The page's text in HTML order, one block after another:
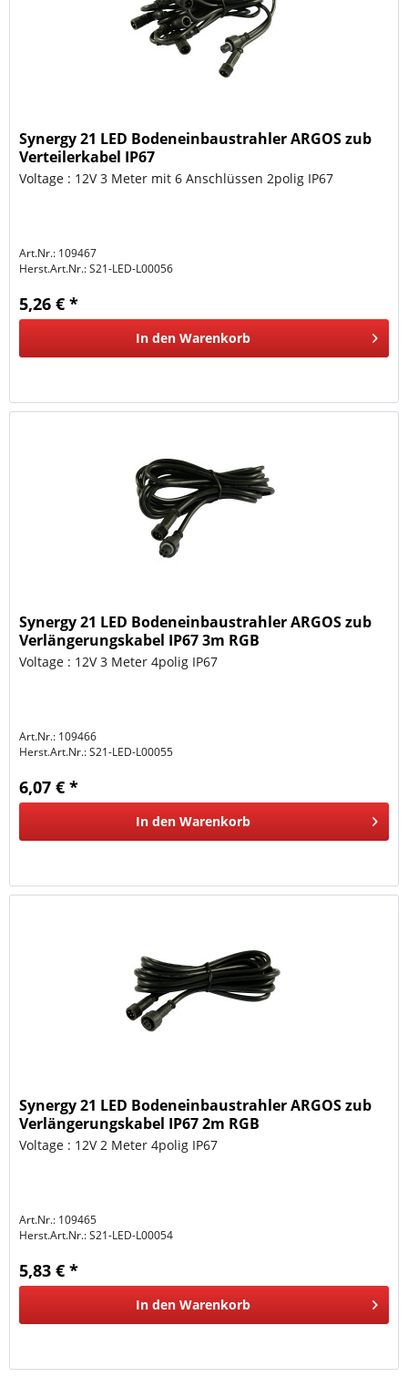
Synergy 21 LED Bodeneinbaustrahler ARGOS zub
Verteilerkabel IP67
Voltage : 12V 3 Meter mit 6 Anschlüssen 2polig IP67
Art.Nr.: 109467
Herst.Art.Nr.:S21-LED-L00056
5,26 € *
In den Warenkorb
Synergy 21 LED Bodeneinbaustrahler ARGOS zub
Verlängerungskabel IP67 3m RGB
Voltage : 12V 3 Meter 4polig IP67
Art.Nr.: 109466
Herst.Art.Nr.:S21-LED-L00055
6,07 € *
In den Warenkorb
Synergy 21 LED Bodeneinbaustrahler ARGOS zub
Verlängerungskabel IP67 2m RGB
Voltage : 12V 2 Meter 4polig IP67
Art.Nr.: 109465
Herst.Art.Nr.:S21-LED-L00054
5,83 € *
In den Warenkorb